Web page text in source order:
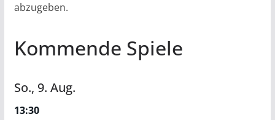
abzugeben.
Kommende Spiele
So., 9. Aug.
13:30